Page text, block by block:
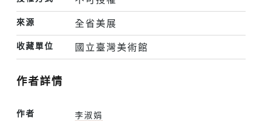
來源 全省美展
收藏單位 國立臺灣美術館
作者詳情
作者 李淑娟